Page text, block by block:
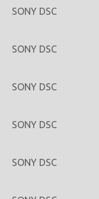
SONY DSC
SONY DSC
SONY DSC
SONY DSC
SONY DSC